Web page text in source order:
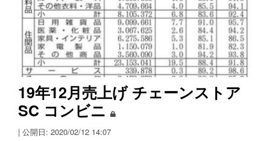
19年12月売上げ チェーンストア
SC コンビニ
| 公開日: 2020/02/12 14:07